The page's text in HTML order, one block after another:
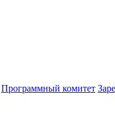
Программный комитет